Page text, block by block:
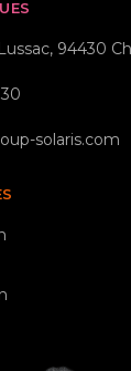
94430
solaris.com